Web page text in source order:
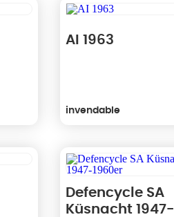
AI 1963
invendable
Defencycle SA
Küsnacht 1947-